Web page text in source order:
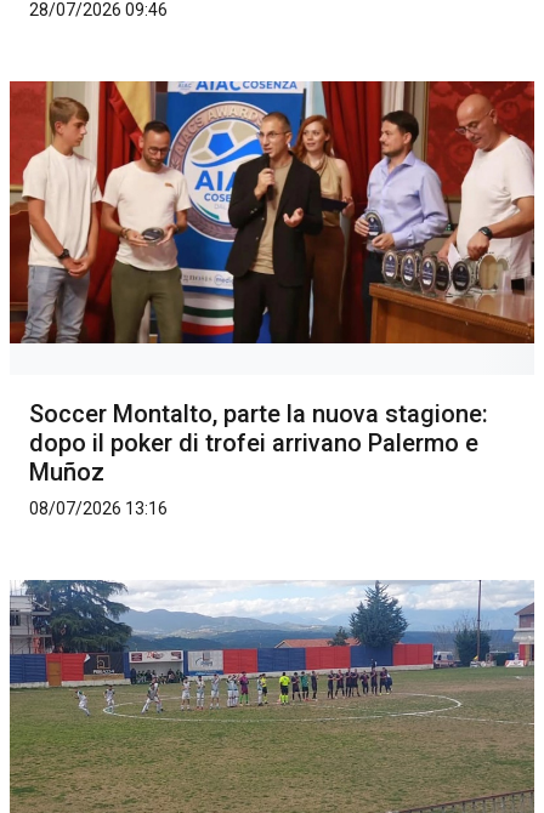
28/07/2026 09:46
Soccer Montalto, parte la nuova stagione:
dopo il poker di trofei arrivano Palermo e
Muñoz
08/07/2026 13:16